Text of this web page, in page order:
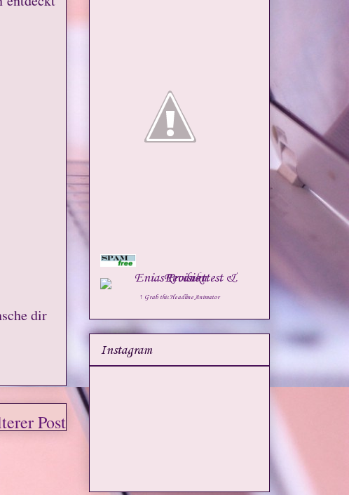
dir
Post
↑ Grab this Headline Animator
Instagram